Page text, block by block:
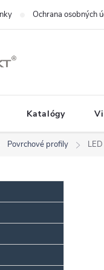
Ochrana osobných
Katalógy
Povrchové profily